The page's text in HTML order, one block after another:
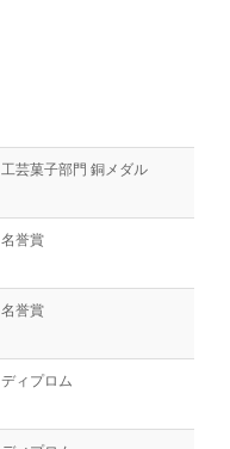
工芸菓子部門 銅メダル
名誉賞
名誉賞
ディプロム